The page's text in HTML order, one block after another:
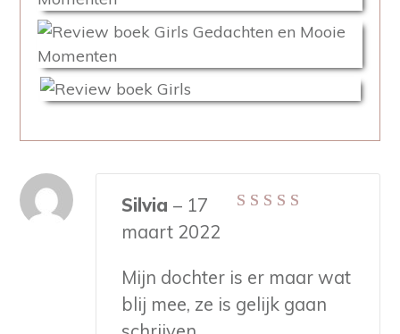
Silvia– 17
maart 2022
Mijn dochter is er maar wat
blij mee, ze is gelijk gaan